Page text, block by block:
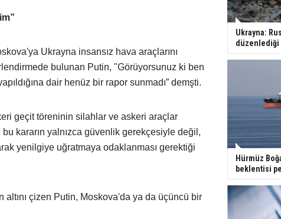
Ukrayna insansız hava araçlarını
bulunan Putin, "Görüyorsunuz ki ben
dair henüz bir rapor sunmadı” demşti.
geçit töreninin silahlar ve askeri araçlar
kararın yalnızca güvenlik gerekçesiyle değil,
yenilgiye uğratmaya odaklanması gerektiği
çizen Putin, Moskova'da ya da üçüncü bir
Ukrayna:
düzenlediği
Hürmüz
beklentisi